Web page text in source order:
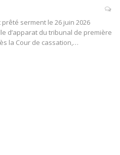
serment le 26 juin 2026
d’apparat du tribunal de première
la Cour de cassation,…